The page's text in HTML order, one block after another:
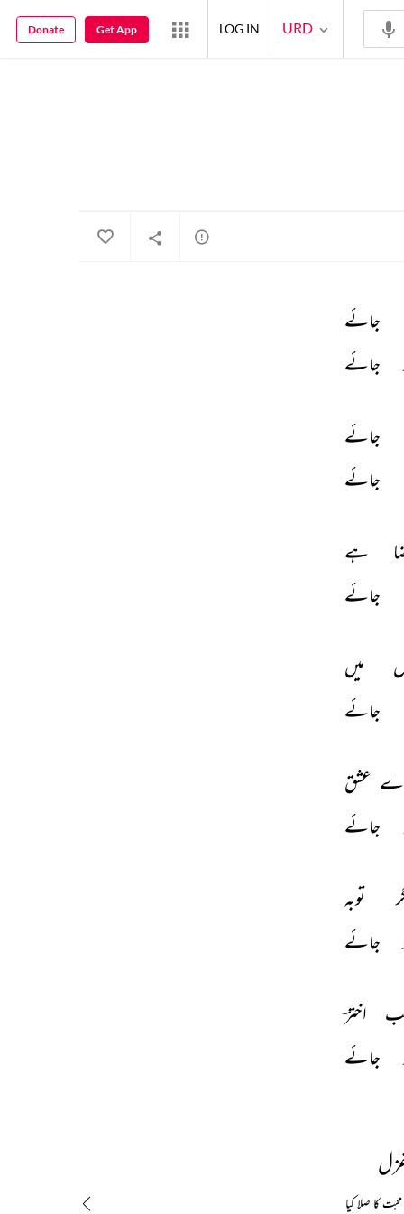
جائے
جائے
جائے
جائے
ہے
جائے
میں
جائے
عشق
جائے
توبہ
جائے
اخترؔ
جائے
کا صلا کیا
URD
LOG IN
Get App
Donate